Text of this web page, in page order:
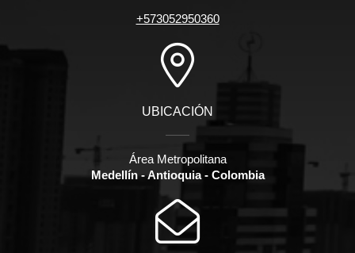
+573052950360
UBICACIÓN
Área Metropolitana
Medellín - Antioquia - Colombia